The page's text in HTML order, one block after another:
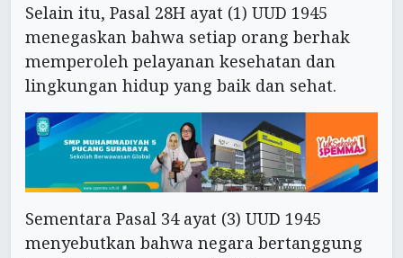
Selain itu, Pasal 28H ayat (1) UUD 1945
menegaskan bahwa setiap orang berhak
memperoleh pelayanan kesehatan dan
lingkungan hidup yang baik dan sehat.
Sementara Pasal 34 ayat (3) UUD 1945
menyebutkan bahwa negara bertanggung